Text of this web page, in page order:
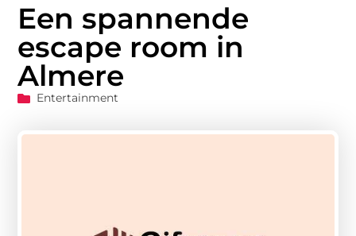
Een spannende
escape room in
Almere
Entertainment